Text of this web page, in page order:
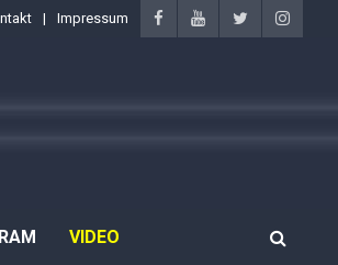
Impressum
VIDEO